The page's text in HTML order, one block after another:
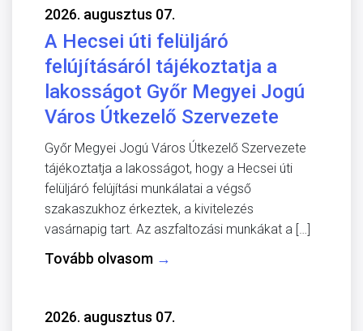
2026. augusztus 07.
A Hecsei úti felüljáró
felújításáról tájékoztatja a
lakosságot Győr Megyei Jogú
Város Útkezelő Szervezete
Győr Megyei Jogú Város Útkezelő Szervezete
tájékoztatja a lakosságot, hogy a Hecsei úti
felüljáró felújítási munkálatai a végső
szakaszukhoz érkeztek, a kivitelezés
vasárnapig tart. Az aszfaltozási munkákat a […]
Tovább olvasom →
2026. augusztus 07.